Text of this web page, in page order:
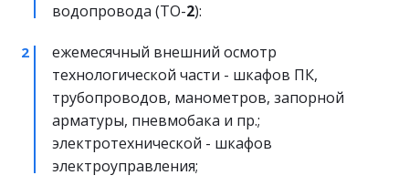
водопровода (ТО-2):
ежемесячный внешний осмотр
технологической части - шкафов ПК,
трубопроводов, манометров, запорной
арматуры, пневмобака и пр.;
электротехнической - шкафов
электроуправления;